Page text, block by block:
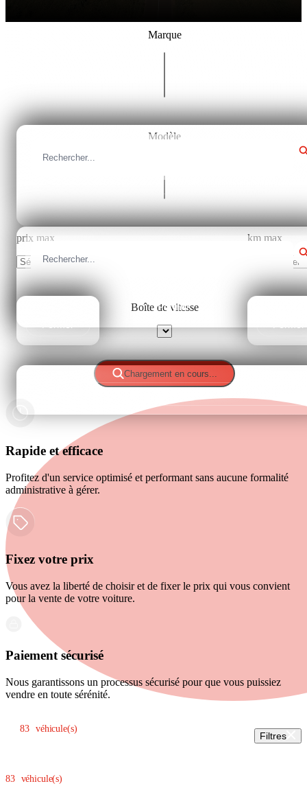
Marque
Tous les marques
Fermer
Modèle
Tous les modèles
Fermer
prix max
Sélectionner
Fermer
km max
Sélectionner
Fermer
Boîte de vitesse
Chargement en cours...
Rapide et efficace
Profitez d'un service optimisé et performant sans aucune formalité
administrative à gérer.
Fixez votre prix
Vous avez la liberté de choisir et de fixer le prix qui vous convient
pour la vente de votre voiture.
Paiement sécurisé
Nous garantissons un processus sécurisé pour que vous puissiez
vendre en toute sérénité.
83 véhicule(s)
83 véhicule(s)
Filtres